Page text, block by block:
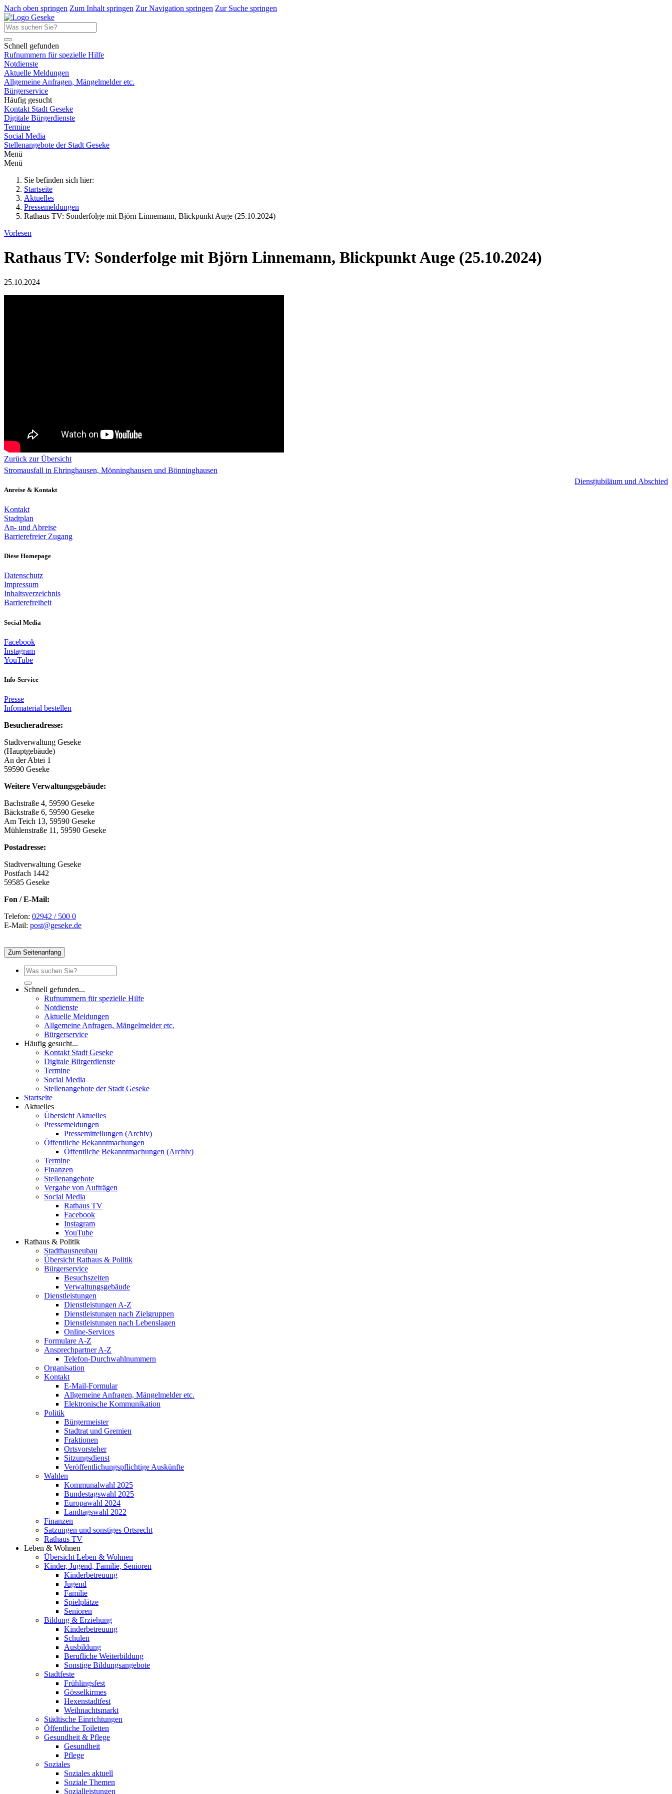
Nach oben springen Zum Inhalt springen Zur Navigation springen Zur Suche springen
Schnell gefunden
Rufnummern für spezielle Hilfe
Notdienste
Aktuelle Meldungen
Allgemeine Anfragen, Mängelmelder etc.
Bürgerservice
Häufig gesucht
Kontakt Stadt Geseke
Digitale Bürgerdienste
Termine
Social Media
Stellenangebote der Stadt Geseke
Menü
Menü
Sie befinden sich hier:
Startseite
Aktuelles
Pressemeldungen
Rathaus TV: Sonderfolge mit Björn Linnemann, Blickpunkt Auge (25.10.2024)
Vorlesen
Rathaus TV: Sonderfolge mit Björn Linnemann, Blickpunkt Auge (25.10.2024)
25.10.2024
Zurück zur Übersicht
Stromausfall in Ehringhausen, Mönninghausen und Bönninghausen
Dienstjubiläum und Abschied
Anreise & Kontakt
Kontakt
Stadtplan
An- und Abreise
Barrierefreier Zugang
Diese Homepage
Datenschutz
Impressum
Inhaltsverzeichnis
Barrierefreiheit
Social Media
Facebook
Instagram
YouTube
Info-Service
Presse
Infomaterial bestellen
Besucheradresse:
Stadtverwaltung Geseke
(Hauptgebäude)
An der Abtei 1
59590 Geseke
Weitere Verwaltungsgebäude:
Bachstraße 4, 59590 Geseke
Bäckstraße 6, 59590 Geseke
Am Teich 13, 59590 Geseke
Mühlenstraße 11, 59590 Geseke
Postadresse:
Stadtverwaltung Geseke
Postfach 1442
59585 Geseke
Fon / E-Mail:
Telefon: 02942 / 500 0
E-Mail: post@geseke.de
Zum Seitenanfang
Schnell gefunden...
Rufnummern für spezielle Hilfe
Notdienste
Aktuelle Meldungen
Allgemeine Anfragen, Mängelmelder etc.
Bürgerservice
Häufig gesucht...
Kontakt Stadt Geseke
Digitale Bürgerdienste
Termine
Social Media
Stellenangebote der Stadt Geseke
Startseite
Aktuelles
Übersicht Aktuelles
Pressemeldungen
Pressemitteilungen (Archiv)
Öffentliche Bekanntmachungen
Öffentliche Bekanntmachungen (Archiv)
Termine
Finanzen
Stellenangebote
Vergabe von Aufträgen
Social Media
Rathaus TV
Facebook
Instagram
YouTube
Rathaus & Politik
Stadthausneubau
Übersicht Rathaus & Politik
Bürgerservice
Besuchszeiten
Verwaltungsgebäude
Dienstleistungen
Dienstleistungen A-Z
Dienstleistungen nach Zielgruppen
Dienstleistungen nach Lebenslagen
Online-Services
Formulare A-Z
Ansprechpartner A-Z
Telefon-Durchwahlnummern
Organisation
Kontakt
E-Mail-Formular
Allgemeine Anfragen, Mängelmelder etc.
Elektronische Kommunikation
Politik
Bürgermeister
Stadtrat und Gremien
Fraktionen
Ortsvorsteher
Sitzungsdienst
Veröffentlichungspflichtige Auskünfte
Wahlen
Kommunalwahl 2025
Bundestagswahl 2025
Europawahl 2024
Landtagswahl 2022
Finanzen
Satzungen und sonstiges Ortsrecht
Rathaus TV
Leben & Wohnen
Übersicht Leben & Wohnen
Kinder, Jugend, Familie, Senioren
Kinderbetreuung
Jugend
Familie
Spielplätze
Senioren
Bildung & Erziehung
Kinderbetreuung
Schulen
Ausbildung
Berufliche Weiterbildung
Sonstige Bildungsangebote
Stadtfeste
Frühlingsfest
Gösselkirmes
Hexenstadtfest
Weihnachtsmarkt
Städtische Einrichtungen
Öffentliche Toiletten
Gesundheit & Pflege
Gesundheit
Pflege
Soziales
Soziales aktuell
Soziale Themen
Sozialleistungen